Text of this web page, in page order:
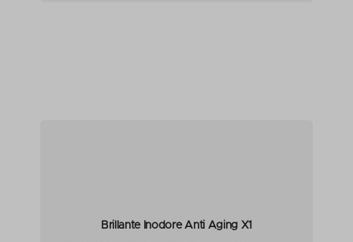
Brillante Inodore Anti Aging X1